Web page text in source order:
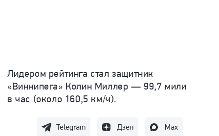
Лидером рейтинга стал защитник
«Виннипега» Колин Миллер — 99,7 мили
в час (около 160,5 км/ч).
Telegram Дзен Max